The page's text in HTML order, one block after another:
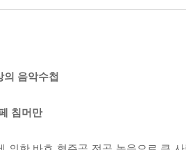
의 음악수첩
침머만